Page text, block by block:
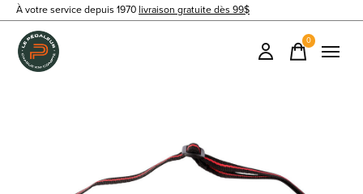
À votre service depuis 1970 livraison gratuite dès 99$
0items